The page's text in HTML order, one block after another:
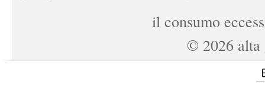
il consumo
© 2026